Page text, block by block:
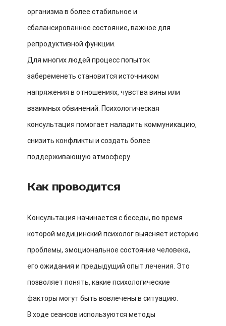
организма в более стабильное и
сбалансированное состояние, важное для
репродуктивной функции.
Для многих людей процесс попыток
забеременеть становится источником
напряжения в отношениях, чувства вины или
взаимных обвинений. Психологическая
консультация помогает наладить коммуникацию,
снизить конфликты и создать более
поддерживающую атмосферу.
Как проводится
Консультация начинается с беседы, во время
которой медицинский психолог выясняет историю
проблемы, эмоциональное состояние человека,
его ожидания и предыдущий опыт лечения. Это
позволяет понять, какие психологические
факторы могут быть вовлечены в ситуацию.
В ходе сеансов используются методы